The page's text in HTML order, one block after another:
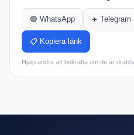
🟢 WhatsApp ✈️ Telegram
📋 Kopiera länk
Hjälp andra att bekräfta om de är